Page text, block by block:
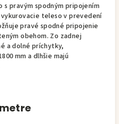
s pravým spodným pripojením
vykurovacie teleso v prevedení
pravé spodné pripojenie
obehom. Zo zadnej
a dolné príchytky,
mm a dlhšie majú